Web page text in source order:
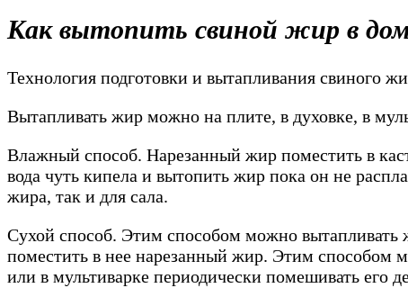
Как вытопить свиной жир в
Технология подготовки и вытапливания свиного
Вытапливать жир можно на плите, в духовке, в
Влажный способ. Нарезанный жир поместить в
вода чуть кипела и вытопить жир пока он не
жира, так и для сала.
Сухой способ. Этим способом можно вытапливать
поместить в нее нарезанный жир. Этим способом
или в мультиварке периодически помешивать его